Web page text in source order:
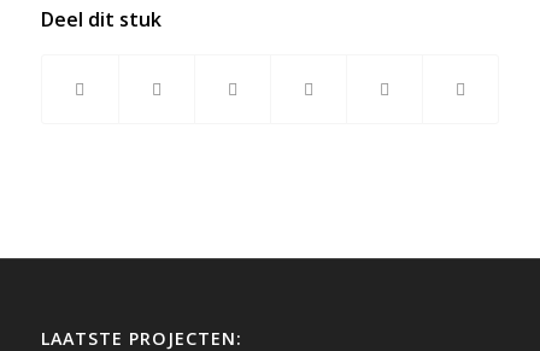
Deel dit stuk
LAATSTE PROJECTEN: